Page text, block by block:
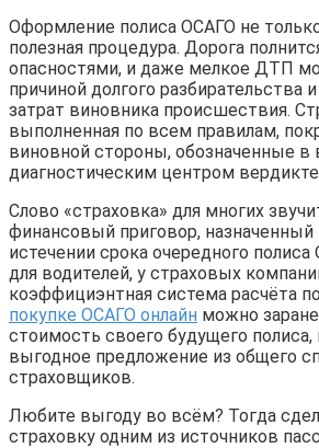
Оформление полиса ОСАГО не
полезная процедура. Дорога
опасностями, и даже мелкое ДТП
причиной долгого разбирательства
затрат виновника происшествия.
выполненная по всем правилам,
виновной стороны, обозначенные
диагностическим центром
Слово «страховка» для многих
финансовый приговор,
истечении срока очередного
для водителей, у страховых
коэффициэнтная система расчёта
покупке ОСАГО онлайн можно
стоимость своего будущего
выгодное предложение из общего
страховщиков.
Любите выгоду во всём? Тогда
страховку одним из источников